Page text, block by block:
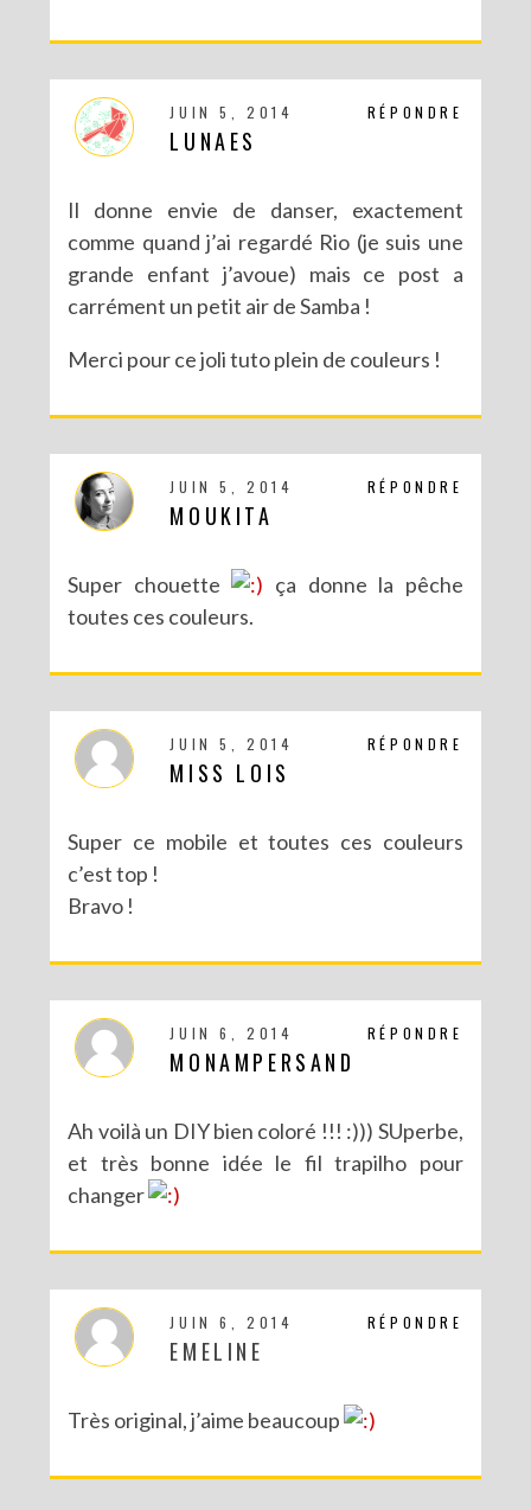
RÉPONDRE
JUIN 5, 2014
LUNAES
Il donne envie de danser, exactement
comme quand j’ai regardé Rio (je suis une
grande enfant j’avoue) mais ce post a
carrément un petit air de Samba !
Merci pour ce joli tuto plein de couleurs !
RÉPONDRE
JUIN 5, 2014
MOUKITA
Super chouette
ça donne la pêche
toutes ces couleurs.
RÉPONDRE
JUIN 5, 2014
MISS LOIS
Super ce mobile et toutes ces couleurs
c’est top !
Bravo !
RÉPONDRE
JUIN 6, 2014
MONAMPERSAND
Ah voilà un DIY bien coloré !!! :))) SUperbe,
et très bonne idée le fil trapilho pour
changer
RÉPONDRE
JUIN 6, 2014
EMELINE
Très original, j’aime beaucoup